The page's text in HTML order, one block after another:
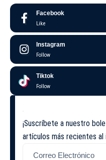
Facebook
Like
Instagram
Follow
Tiktok
Follow
¡Suscríbete a nuestro
artículos más recientes